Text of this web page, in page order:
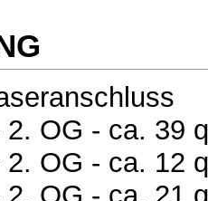
OG - ca. 39
OG - ca. 12